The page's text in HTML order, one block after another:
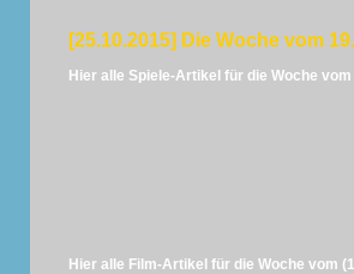
[25.10.2015] Die Woche vom
Hier alle Spiele-Artikel für die Woche
Hier alle Film-Artikel für die Woche vom